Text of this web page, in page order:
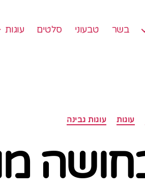
בשר טבעוני סלטים עוגות
קטגוריות עוגות עוגות גבינה